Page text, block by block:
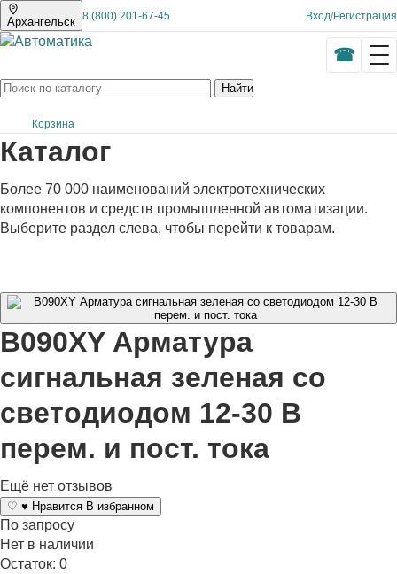
Архангельск 8 (800) 201-67-45 Вход/Регистрация
Найти
Корзина
Каталог
Более 70 000 наименований электротехнических
компонентов и средств промышленной автоматизации.
Выберите раздел слева, чтобы перейти к товарам.
B090XY Арматура
сигнальная зеленая со
светодиодом 12-30 В
перем. и пост. тока
Ещё нет отзывов
♡ ♥ Нравится В избранном
По запросу
Нет в наличии
Остаток: 0